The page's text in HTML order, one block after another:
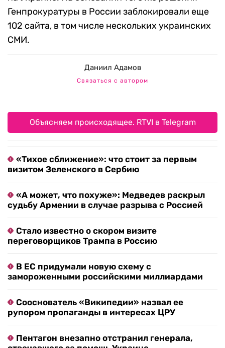
Генпрокуратуры в России заблокировали еще
102 сайта, в том числе нескольких украинских
СМИ.
Даниил Адамов
Связаться с автором
Объясняем происходящее. RTVI в Telegram
«Тихое сближение»: что стоит за первым
визитом Зеленского в Сербию
«А может, что похуже»: Медведев раскрыл
судьбу Армении в случае разрыва с Россией
Стало известно о скором визите
переговорщиков Трампа в Россию
В ЕС придумали новую схему с
замороженными российскими миллиардами
Сооснователь «Википедии» назвал ее
рупором пропаганды в интересах ЦРУ
Пентагон внезапно отстранил генерала,